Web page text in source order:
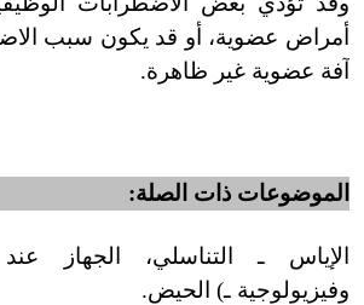
أمراض عضوية، أو قد يكون سبب
آفة عضوية غير ظاهرة.
الموضوعات ذات الصلة:
الإياس ـ التناسلي، الجهاز
وفيزيولوجية ـ) الحيض.